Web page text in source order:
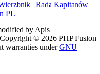
| Rada Kapitanów |
PL
by Apis
© 2026 PHP Fusion
warranties underGNU